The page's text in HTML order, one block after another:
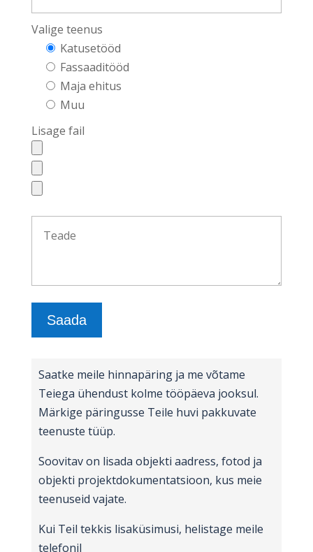
Valige teenus
Katusetööd
Fassaaditööd
Maja ehitus
Muu
Lisage fail
Saatke meile hinnapäring ja me võtame
Teiega ühendust kolme tööpäeva jooksul.
Märkige päringusse Teile huvi pakkuvate
teenuste tüüp.
Soovitav on lisada objekti aadress, fotod ja
objekti projektdokumentatsioon, kus meie
teenuseid vajate.
Kui Teil tekkis lisaküsimusi, helistage meile
telefonil